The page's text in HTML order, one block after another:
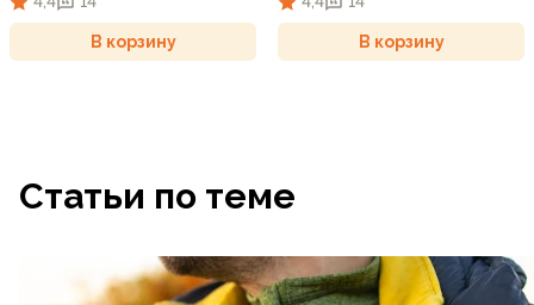
В корзину В корзину
Статьи по теме